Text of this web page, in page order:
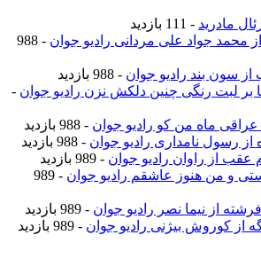
مادرید- 111 بازدید
از محمد جواد علی مردانی رادیو جوان
- 988
از سون بند رادیو جوان- 988 بازدید
بر لبت رنگی چنین دلکش نزن رادیو جوان-
عراقی ماه من کو رادیو جوان- 988 بازدید
از رسول نامداری رادیو جوان- 988 بازدید
عقب از راوان رادیو جوان- 989 بازدید
و من هنوز عاشقم رادیو جوان
- 989
از نیما نصر رادیو جوان- 989 بازدید
از کوروش بیژنی رادیو جوان- 989 بازدید